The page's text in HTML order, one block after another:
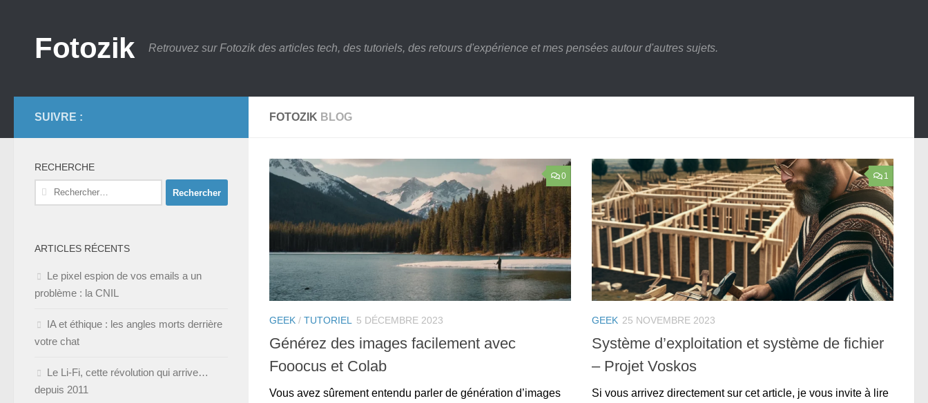
Fotozik Retrouvez sur Fotozik des articles tech, des tutoriels, des retours d'expérience et mes pensées autour d'autres sujets.
FOTOZIK BLOG
0
GEEK / TUTORIEL 5 DÉCEMBRE 2023
Générez des images facilement avec
Fooocus et Colab
Vous avez sûrement entendu parler de génération d’images
1
GEEK 25 NOVEMBRE 2023
Système d’exploitation et système de fichier
– Projet Voskos
Si vous arrivez directement sur cet article, je vous invite à lire
SUIVRE :
RECHERCHE
Rechercher :
ARTICLES RÉCENTS
Le pixel espion de vos emails a un
problème : la CNIL
IA et éthique : les angles morts derrière
votre chat
Le Li-Fi, cette révolution qui arrive…
depuis 2011